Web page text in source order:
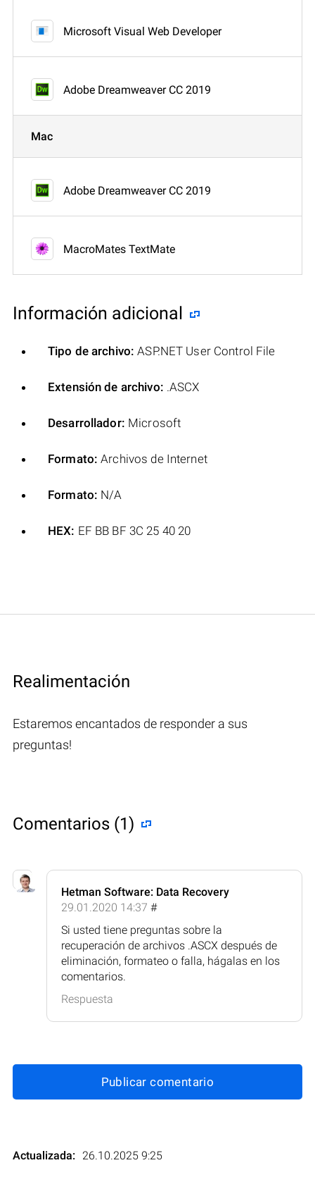
Microsoft Visual Web Developer
Adobe Dreamweaver CC 2019
Mac
Adobe Dreamweaver CC 2019
MacroMates TextMate
Información adicional
Tipo de archivo: ASP.NET User Control File
Extensión de archivo: .ASCX
Desarrollador: Microsoft
Formato: Archivos de Internet
Formato: N/A
HEX: EF BB BF 3C 25 40 20
Realimentación
Estaremos encantados de responder a sus
preguntas!
Comentarios (1)
Hetman Software: Data Recovery
29.01.2020 14:37 #
Si usted tiene preguntas sobre la
recuperación de archivos .ASCX después de
eliminación, formateo o falla, hágalas en los
comentarios.
Respuesta
Publicar comentario
Actualizada: 26.10.2025 9:25